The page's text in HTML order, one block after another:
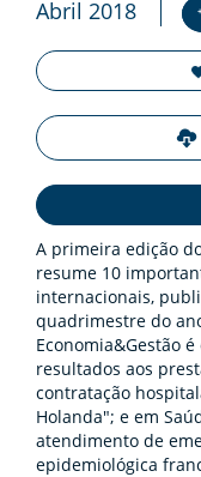
Abril 2018 +
A primeira edição
resume 10
internacionais,
quadrimestre do
Economia&Gestão
resultados aos
contratação
Holanda"; e em
atendimento de
epidemiológica